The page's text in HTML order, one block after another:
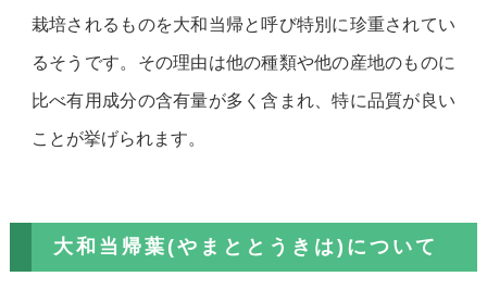
栽培されるものを大和当帰と呼び特別に珍重されてい
るそうです。その理由は他の種類や他の産地のものに
比べ有用成分の含有量が多く含まれ、特に品質が良い
ことが挙げられます。
大和当帰葉(やまととうきは)について